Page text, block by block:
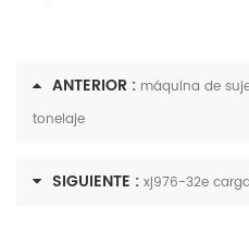
ANTERIOR : máquina de
tonelaje
SIGUIENTE : xj976-32e